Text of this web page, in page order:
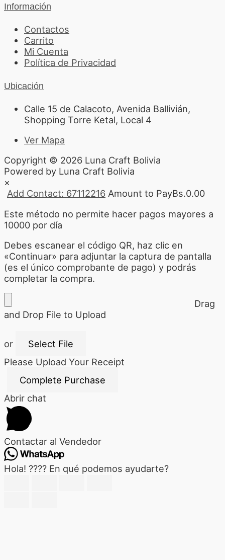
Información
Contactos
Carrito
Mi Cuenta
Política de Privacidad
Ubicación
Calle 15 de Calacoto, Avenida Ballivián,
Shopping Torre Ketal, Local 4
Ver Mapa
Copyright © 2026 Luna Craft Bolivia
Powered by Luna Craft Bolivia
×
Add Contact: 67112216 Amount to PayBs.0.00
Este método no permite hacer pagos mayores a
10000 por día
Debes escanear el código QR, haz clic en
«Continuar» para adjuntar la captura de pantalla
(es el único comprobante de pago) y podrás
completar la compra.
Drag
and Drop File to Upload
or
Select File
Please Upload Your Receipt
Abrir chat
Contactar al Vendedor
Hola! ???? En qué podemos ayudarte?